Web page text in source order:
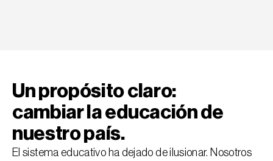
Un propósito claro:
cambiar la educación de
nuestro país.
El sistema educativo ha dejado de ilusionar. Nosotros